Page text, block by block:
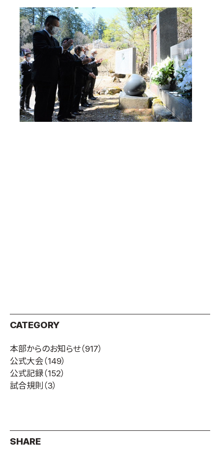
CATEGORY
本部からのお知らせ（917）
公式大会（149）
公式記録（152）
試合規則 （3）
SHARE